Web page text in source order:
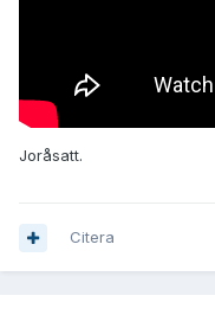
Joråsatt.
Citera